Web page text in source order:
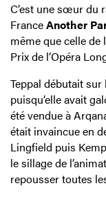
C’est une sœur du
FranceAnother
même que celle de
Prix de l’Opéra
Teppal débutait
puisqu’elle avait
été vendue à
était invaincue en
Lingfield puis
le sillage de
repousser toutes